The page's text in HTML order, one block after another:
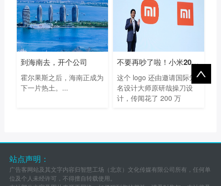
到海南去，开个公司
霍尔果斯之后，海南正成为
下一片热土。...
不要再吵了啦！小米200万做的新Logo已经很
这个 logo 还由邀请国际知
名设计大师原研哉操刀设
计，传闻花了 200 万
站点声明：
广告客网站及其文字内容归智慧工场（北京）文化传媒有限公司所有，任何单
位及个人未经许可，不得擅自转载使用。